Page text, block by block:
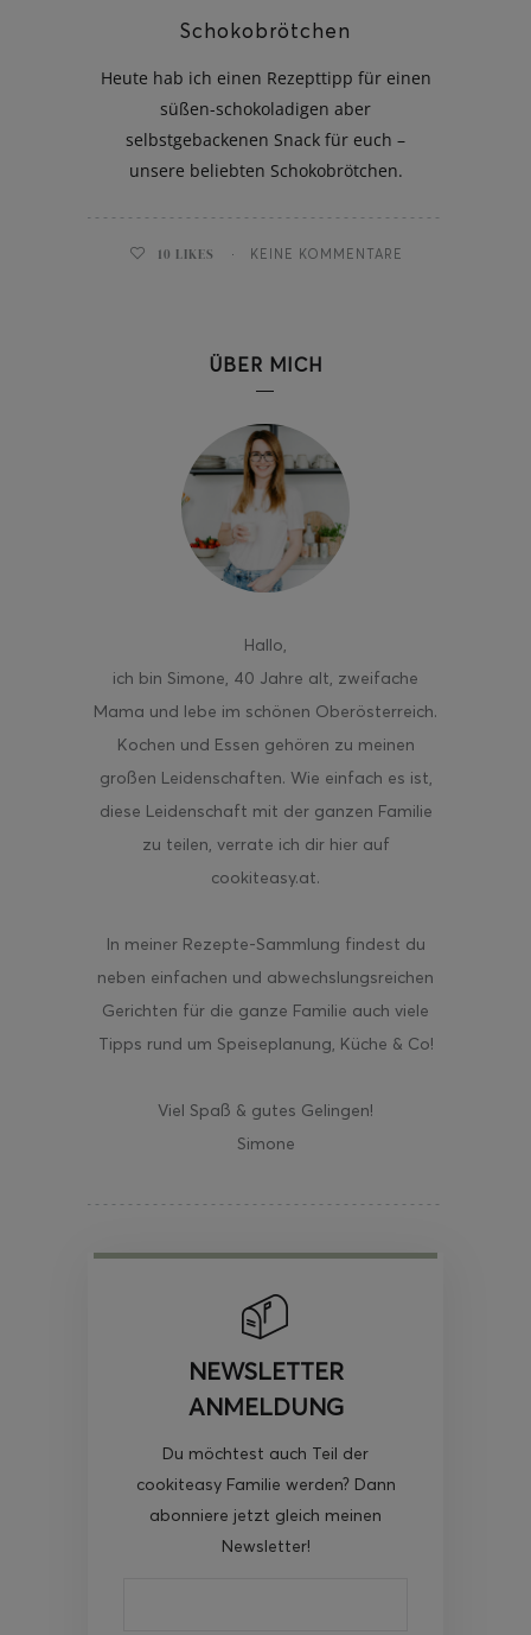
Schokobrötchen
Heute hab ich einen Rezepttipp für einen
süßen-schokoladigen aber
selbstgebackenen Snack für euch –
unsere beliebten Schokobrötchen.
10 LIKES KEINE KOMMENTARE
ÜBER MICH
Hallo,
ich bin Simone, 40 Jahre alt, zweifache
Mama und lebe im schönen Oberösterreich.
Kochen und Essen gehören zu meinen
großen Leidenschaften. Wie einfach es ist,
diese Leidenschaft mit der ganzen Familie
zu teilen, verrate ich dir hier auf
cookiteasy.at.
In meiner Rezepte-Sammlung findest du
neben einfachen und abwechslungsreichen
Gerichten für die ganze Familie auch viele
Tipps rund um Speiseplanung, Küche & Co!
Viel Spaß & gutes Gelingen!
Simone
NEWSLETTER
ANMELDUNG
Du möchtest auch Teil der
cookiteasy Familie werden? Dann
abonniere jetzt gleich meinen
Newsletter!